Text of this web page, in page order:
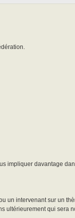
impliquer davantage
un intervenant sur un
ultérieurement qui sera